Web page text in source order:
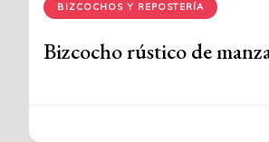
BIZCOCHOS Y REPOSTERÍA
Bizcocho rústico de